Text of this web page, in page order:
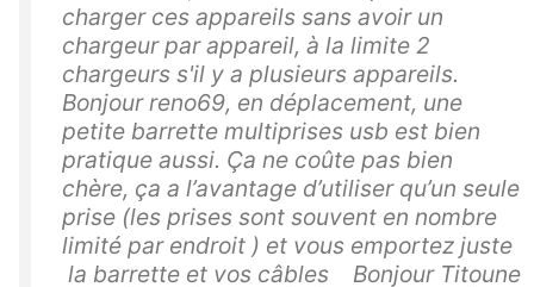
charger ces appareils sans avoir un
chargeur par appareil, à la limite 2
chargeurs s'il y a plusieurs appareils.
Bonjour reno69, en déplacement, une
petite barrette multiprises usb est bien
pratique aussi. Ça ne coûte pas bien
chère, ça a l’avantage d’utiliser qu’un seule
prise (les prises sont souvent en nombre
limité par endroit ) et vous emportez juste
la barrette et vos câbles Bonjour Titoune